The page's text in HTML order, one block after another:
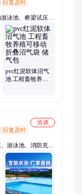
回复及时
泳池、桥梁试压水
水囊、水袋、咸菜
pvc红泥软体沼气
池 工程畜牧养殖
洽谈
回复及时
游泳池、消防充气
疗充气帐篷、医用
、露营帐篷、假目